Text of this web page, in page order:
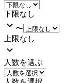
下限なし
〜
上限なし
人数を選ぶ